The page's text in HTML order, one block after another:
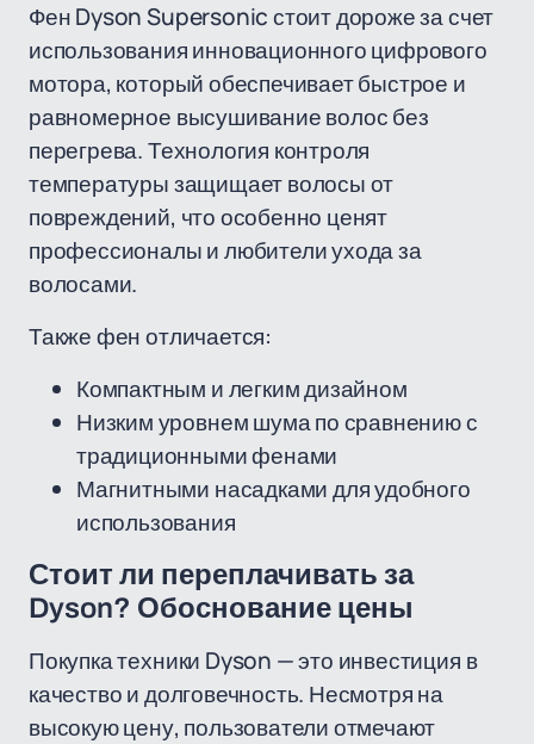
Фен Dyson Supersonic стоит дороже за счет
использования инновационного цифрового
мотора, который обеспечивает быстрое и
равномерное высушивание волос без
перегрева. Технология контроля
температуры защищает волосы от
повреждений, что особенно ценят
профессионалы и любители ухода за
волосами.
Также фен отличается:
Компактным и легким дизайном
Низким уровнем шума по сравнению с
традиционными фенами
Магнитными насадками для удобного
использования
Стоит ли переплачивать за
Dyson? Обоснование цены
Покупка техники Dyson — это инвестиция в
качество и долговечность. Несмотря на
высокую цену, пользователи отмечают